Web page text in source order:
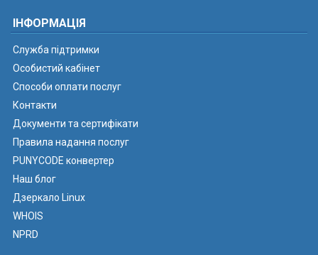
ІНФОРМАЦІЯ
Служба підтримки
Особистий кабінет
Способи оплати послуг
Контакти
Документи та сертифікати
Правила надання послуг
PUNYCODE конвертер
Наш блог
Дзеркало Linux
WHOIS
NPRD